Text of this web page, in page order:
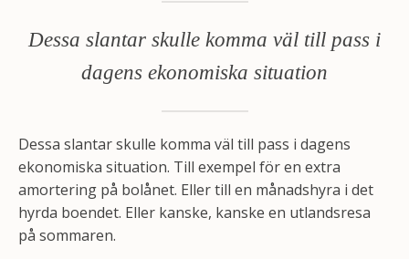
Dessa slantar skulle komma väl till pass i
dagens ekonomiska situation
Dessa slantar skulle komma väl till pass i dagens
ekonomiska situation. Till exempel för en extra
amortering på bolånet. Eller till en månadshyra i det
hyrda boendet. Eller kanske, kanske en utlandsresa
på sommaren.